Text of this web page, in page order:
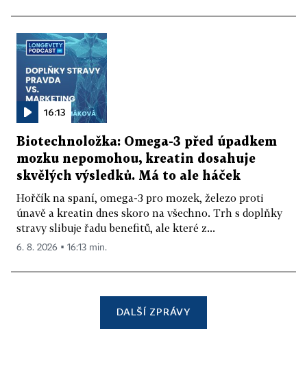
16:13
Biotechnoložka: Omega-3 před úpadkem
mozku nepomohou, kreatin dosahuje
skvělých výsledků. Má to ale háček
Hořčík na spaní, omega-3 pro mozek, železo proti
únavě a kreatin dnes skoro na všechno. Trh s doplňky
stravy slibuje řadu benefitů, ale které z...
6. 8. 2026 ▪ 16:13 min.
DALŠÍ ZPRÁVY